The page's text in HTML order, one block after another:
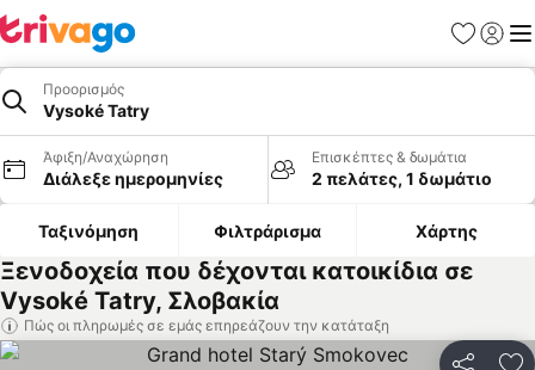
Προορισμός
Vysoké Tatry
Άφιξη/Αναχώρηση
Διάλεξε ημερομηνίες
Επισκέπτες & δωμάτια
2 πελάτες, 1 δωμάτιο
Ταξινόμηση Φιλτράρισμα Χάρτης
Ξενοδοχεία που δέχονται κατοικίδια σε
Vysoké Tatry, Σλοβακία
Πώς οι πληρωμές σε εμάς επηρεάζουν την κατάταξη